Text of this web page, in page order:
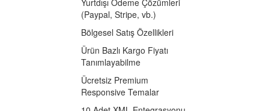
(Paypal, Stripe, vb.)
Bölgesel Satış Özellikleri
Ürün Bazlı Kargo Fiyatı
Tanımlayabilme
Ücretsiz Premium
Responsive Temalar